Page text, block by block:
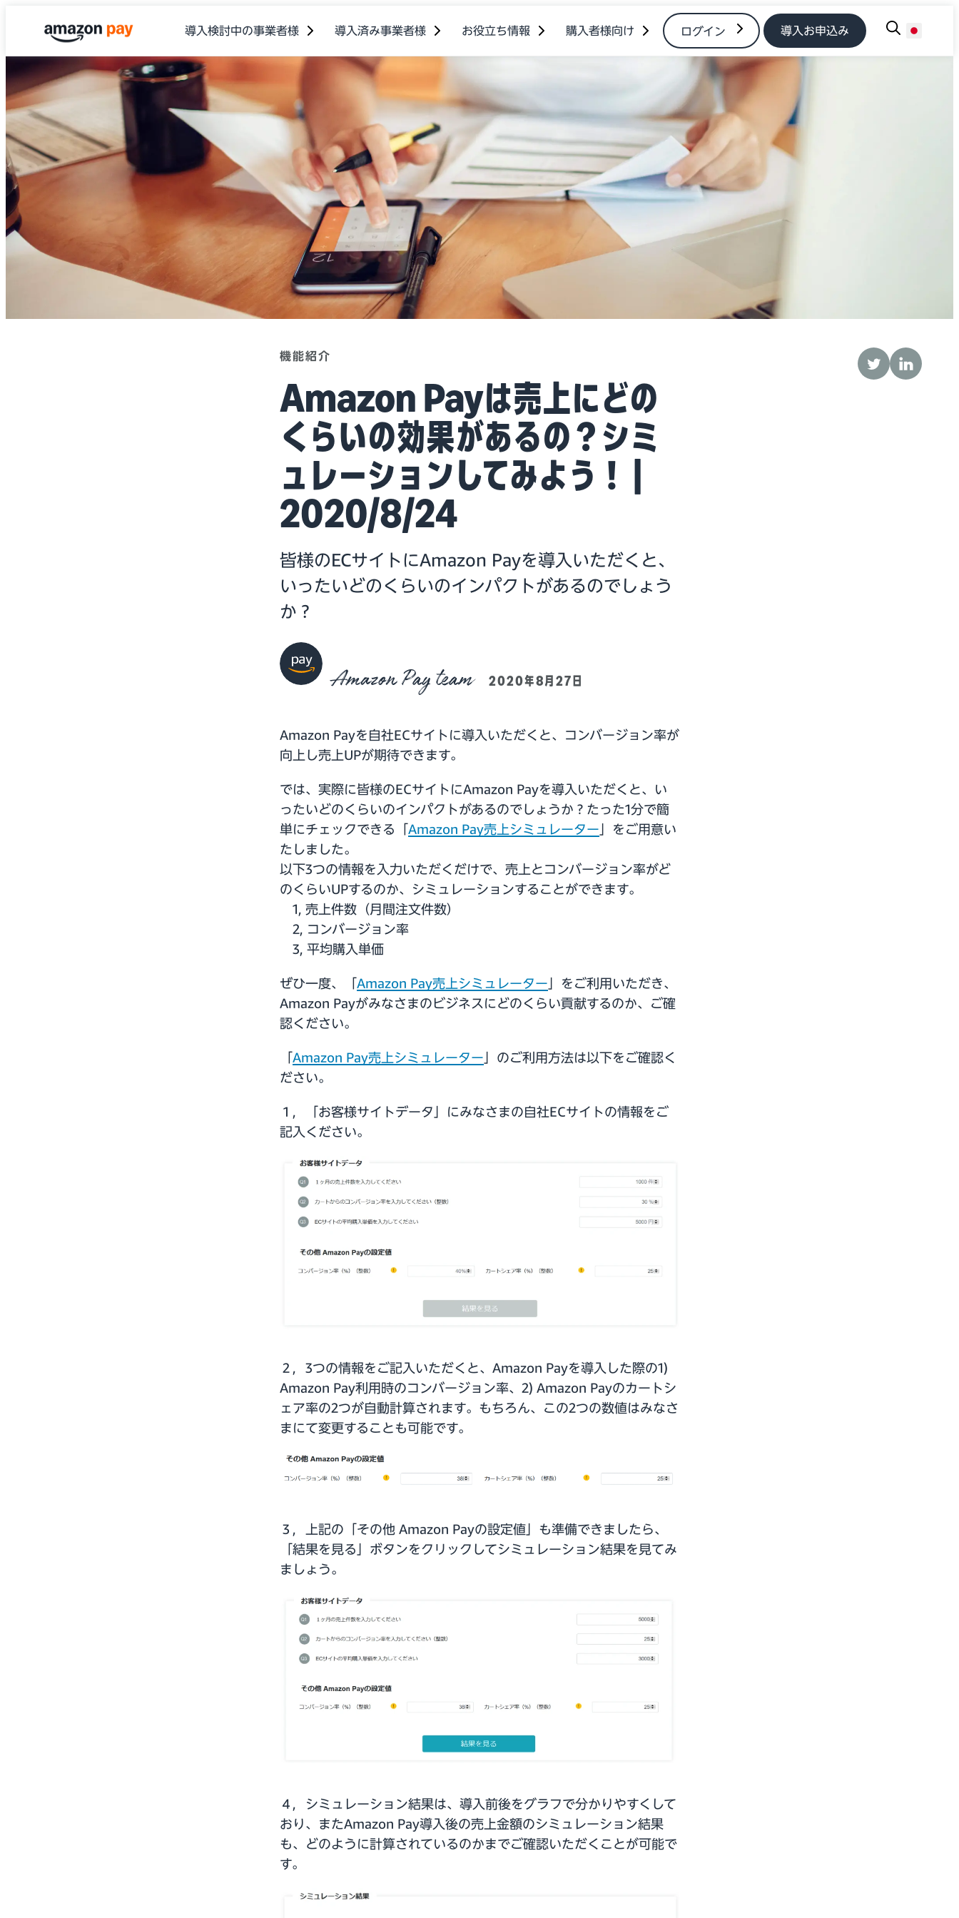
導入検討中の事業者様 導入済み事業者様 お役立ち情報 購入者様向け ログイン 導入お申込み
TwitterLinkedIn
機能紹介
Amazon Payは売上にどの
くらいの効果があるの？シミ
ュレーションしてみよう！ |
2020/8/24
皆様のECサイトにAmazon Payを導入いただくと、
いったいどのくらいのインパクトがあるのでしょう
か？
Amazon Pay team 2020年8月27日
Amazon Payを自社ECサイトに導入いただくと、コンバージョン率が
向上し売上UPが期待できます。
では、実際に皆様のECサイトにAmazon Payを導入いただくと、い
ったいどのくらいのインパクトがあるのでしょうか？たった1分で簡
単にチェックできる「 Amazon Pay売上シミュレーター 」をご用意い
たしました。
以下3つの情報を入力いただくだけで、売上とコンバージョン率がど
のくらいUPするのか、シミュレーションすることができます。
1, 売上件数（月間注文件数）
2, コンバージョン率
3, 平均購入単価
ぜひ一度、「 Amazon Pay売上シミュレーター 」をご利用いただき、
Amazon Payがみなさまのビジネスにどのくらい貢献するのか、ご確
認ください。
Amazon Pay売上シミュレーター 」のご利用方法は以下をご確認く
ださい。
１，「お客様サイトデータ」にみなさまの自社ECサイトの情報をご
記入ください。
２，3つの情報をご記入いただくと、Amazon Payを導入した際の1)
Amazon Pay利用時のコンバージョン率、2) Amazon Payのカートシ
ェア率の2つが自動計算されます。もちろん、この2つの数値はみなさ
まにて変更することも可能です。
３，上記の「その他 Amazon Payの設定値」も準備できましたら、
「結果を見る」ボタンをクリックしてシミュレーション結果を見てみ
ましょう。
４，シミュレーション結果は、導入前後をグラフで分かりやすくして
おり、またAmazon Pay導入後の売上金額のシミュレーション結果
も、どのように計算されているのかまでご確認いただくことが可能で
す。